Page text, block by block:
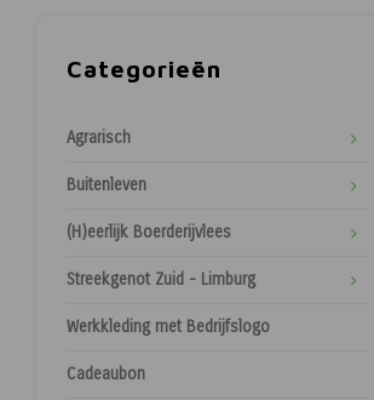
Categorieën
Agrarisch
Buitenleven
(H)eerlijk Boerderijvlees
Streekgenot Zuid - Limburg
Werkkleding met Bedrijfslogo
Cadeaubon